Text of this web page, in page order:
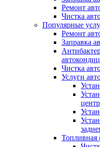
Ремонт
Чистка
Популярные
Ремонт
Заправка
Чистка
Услуги
Топливная